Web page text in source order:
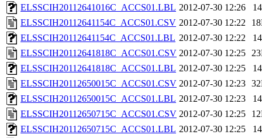
ELSSCIH20112641016C_ACCS01.LBL 2012-07-30 12:26
ELSSCIH20112641154C_ACCS01.CSV 2012-07-30 12:22
ELSSCIH20112641154C_ACCS01.LBL 2012-07-30 12:22
ELSSCIH20112641818C_ACCS01.CSV 2012-07-30 12:25
ELSSCIH20112641818C_ACCS01.LBL 2012-07-30 12:25
ELSSCIH20112650015C_ACCS01.CSV 2012-07-30 12:23
ELSSCIH20112650015C_ACCS01.LBL 2012-07-30 12:23
ELSSCIH20112650715C_ACCS01.CSV 2012-07-30 12:25
ELSSCIH20112650715C_ACCS01.LBL 2012-07-30 12:25